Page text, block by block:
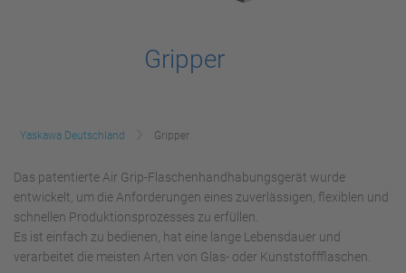
Gripper
Yaskawa Deutschland Gripper
Das patentierte Air Grip-Flaschenhandhabungsgerät wurde
entwickelt, um die Anforderungen eines zuverlässigen, flexiblen und
schnellen Produktionsprozesses zu erfüllen.
Es ist einfach zu bedienen, hat eine lange Lebensdauer und
verarbeitet die meisten Arten von Glas- oder Kunststoffflaschen.